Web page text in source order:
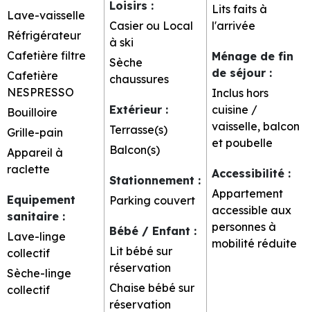
Lave-vaisselle
Réfrigérateur
Cafetière filtre
Cafetière
NESPRESSO
Bouilloire
Grille-pain
Appareil à
raclette
Equipement
sanitaire :
Lave-linge
collectif
Sèche-linge
collectif
Loisirs :
Casier ou Local
à ski
Sèche
chaussures
Extérieur :
Terrasse(s)
Balcon(s)
Stationnement :
Parking couvert
Bébé / Enfant :
Lit bébé sur
réservation
Chaise bébé sur
réservation
Lits faits à
l'arrivée
Ménage de fin
de séjour :
Inclus hors
cuisine /
vaisselle, balcon
et poubelle
Accessibilité :
Appartement
accessible aux
personnes à
mobilité réduite